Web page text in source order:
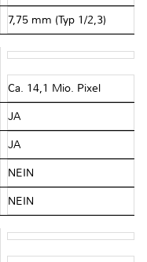
7,75 mm (Typ 1/2,3)
Ca. 14,1 Mio. Pixel
JA
JA
NEIN
NEIN